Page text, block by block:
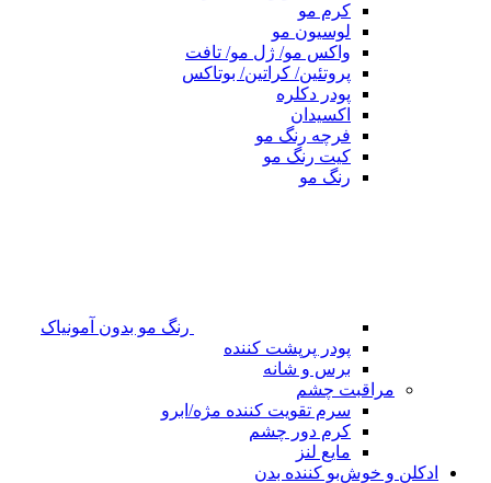
کرم مو
لوسیون مو
واکس مو/ ژل مو/ تافت
پروتئین/ کراتین/ بوتاکس
پودر دکلره
اکسیدان
فرچه رنگ مو
کیت رنگ مو
رنگ مو
رنگ مو بدون آمونیاک
پودر پرپشت کننده
برس و شانه
مراقبت چشم
سرم تقویت کننده مژه/ابرو
کرم دور چشم
مایع لنز
ادکلن و خوش‌بو کننده بدن